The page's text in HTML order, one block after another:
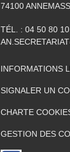
74100
TÉL. : 04 50 80 10
INFORMATIONS
SIGNALER UN
CHARTE
GESTION DES